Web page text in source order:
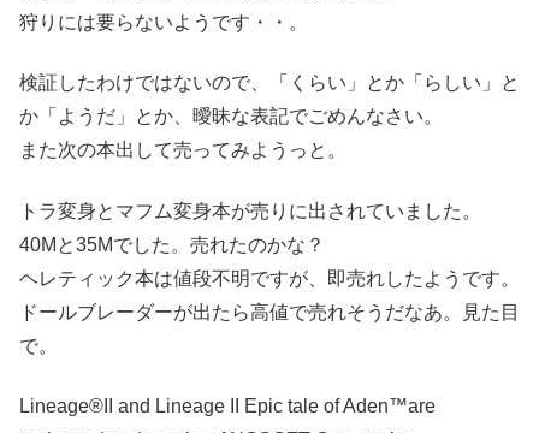
狩りには要らないようです・・。
検証したわけではないので、「くらい」とか「らしい」と
か「ようだ」とか、曖昧な表記でごめんなさい。
また次の本出して売ってみようっと。
トラ変身とマフム変身本が売りに出されていました。
40Mと35Mでした。売れたのかな？
ヘレティック本は値段不明ですが、即売れしたようです。
ドールブレーダーが出たら高値で売れそうだなあ。見た目
で。
Lineage®II and Lineage II Epic tale of Aden™are